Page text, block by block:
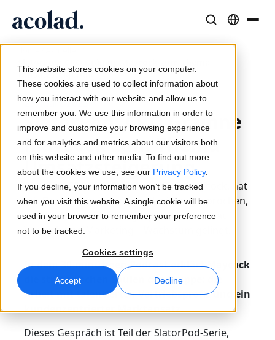
This website stores cookies on your computer.
These cookies are used to collect information about
how you interact with our website and allow us to
remember you. We use this information in order to
improve and customize your browsing experience
and for analytics and metrics about our visitors both
on this website and other media. To find out more
about the cookies we use, see our Privacy Policy.
If you decline, your information won’t be tracked
when you visit this website. A single cookie will be
used in your browser to remember your preference
not to be tracked.
Cookies settings
Accept Decline
Übersetzung
KI-Geschwindigkeit, menschliche Präzision
Dolmetschen
Nahtlose Kommunikation überall
Medien und Unterhaltung
Bringen Sie Geschichten auf jeden Bildschirm
Beratung und Outsourcing
Lia Translate
Sofortige, markenkonsistente Übersetzungen
Lia Live
Dolmetschen neu definiert
Übersetzungs-APIs und Konnektoren
Nahtlose Integration in Ihre Workflows
KI-Dolmetschen
Erfolgsgeschichten
Reale Ergebnisse bei unseren Kunden
Artikel
Experteneinschätzungen zu globalen Inhalten
E-Books
Detaillierte Leitfäden und Strategien
Webinare auf Abruf
Über Acolad
Nachhaltigkeit
Partner
Neuigkeiten
Veranstaltungen
Standorte
Umsatzsteigerung
23. März 2023
SlatorPod: CRO Gráinne
Maycock zum Thema
Umsatzsteigerung
Die neue CRO von Acolad, Gráinne Maycock, hat
mit Florian Faes von Slator darüber gesprochen,
wie der Unternehmensgruppe – gestützt auf
Vertrieb und Marketing – Wachstum gelingt.
In dem 30-minütigen Podcast erklärt Maycock
die strategischen Säulen der Gruppe: die
Arbeit mit talentierten Vertriebsprofis und ein
kundenzentrierter Marktansatz.
Dieses Gespräch ist Teil der SlatorPod-Serie,